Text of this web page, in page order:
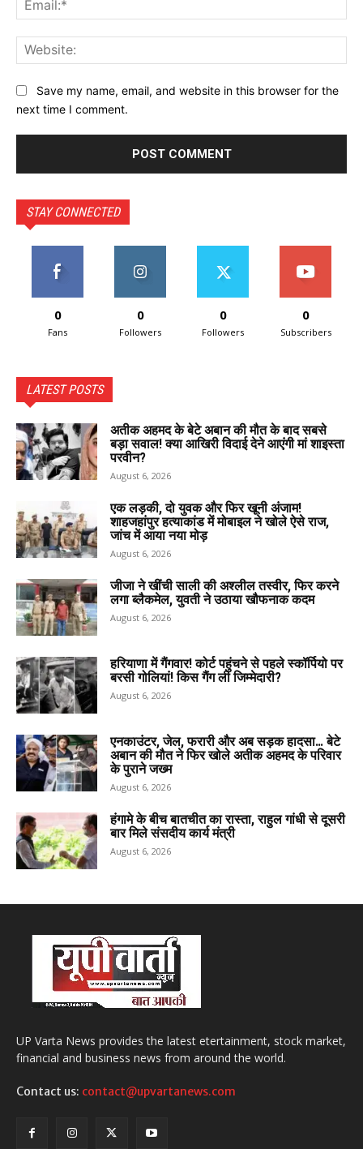
Save my name, email, and website in this browser for the
next time I comment.
STAY CONNECTED
0
Fans
0
Followers
0
Followers
0
Subscribers
LATEST POSTS
अतीक अहमद के बेटे अबान की मौत के बाद सबसे
बड़ा सवाल! क्या आखिरी विदाई देने आएंगी मां शाइस्ता
परवीन?
August 6, 2026
एक लड़की, दो युवक और फिर खूनी अंजाम!
शाहजहांपुर हत्याकांड में मोबाइल ने खोले ऐसे राज,
जांच में आया नया मोड़
August 6, 2026
जीजा ने खींची साली की अश्लील तस्वीर, फिर करने
लगा ब्लैकमेल, युवती ने उठाया खौफनाक कदम
August 6, 2026
हरियाणा में गैंगवार! कोर्ट पहुंचने से पहले स्कॉर्पियो पर
बरसी गोलियां! किस गैंग ली जिम्मेदारी?
August 6, 2026
एनकाउंटर, जेल, फरारी और अब सड़क हादसा… बेटे
अबान की मौत ने फिर खोले अतीक अहमद के परिवार
के पुराने जख्म
August 6, 2026
हंगामे के बीच बातचीत का रास्ता, राहुल गांधी से दूसरी
बार मिले संसदीय कार्य मंत्री
August 6, 2026
UP Varta News provides the latest etertainment, stock market,
financial and business news from around the world.
Contact us: contact@upvartanews.com